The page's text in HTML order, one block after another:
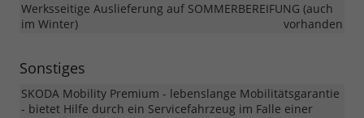
Werksseitige Auslieferung auf SOMMERBEREIFUNG (auch
im Winter)
vorhanden
Sonstiges
SKODA Mobility Premium - lebenslange Mobilitätsgarantie
- bietet Hilfe durch ein Servicefahrzeug im Falle einer